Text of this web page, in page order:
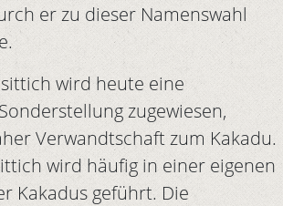
er zu dieser Namenswahl
wird heute eine
zugewiesen,
Verwandtschaft zum Kakadu.
wird häufig in einer eigenen
Kakadus geführt. Die